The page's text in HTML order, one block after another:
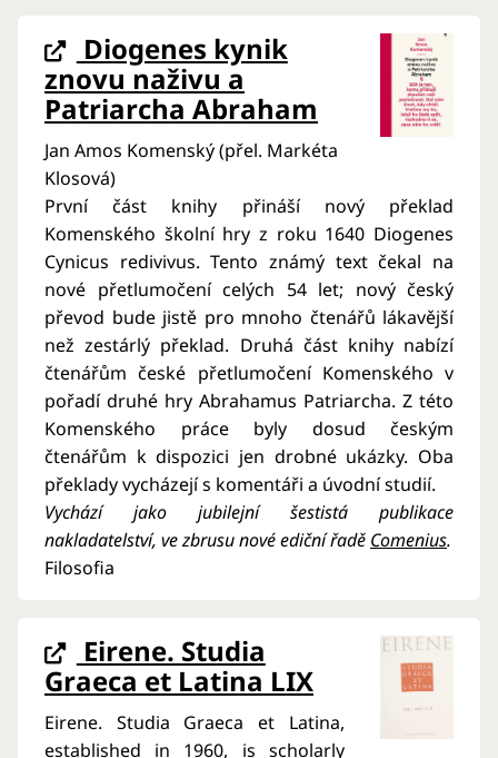
Diogenes kynik
znovu naživu a
Patriarcha Abraham
Jan Amos Komenský (přel. Markéta
Klosová)
První část knihy přináší nový překlad
Komenského školní hry z roku 1640 Diogenes
Cynicus redivivus. Tento známý text čekal na
nové přetlumočení celých 54 let; nový český
převod bude jistě pro mnoho čtenářů lákavější
než zestárlý překlad. Druhá část knihy nabízí
čtenářům české přetlumočení Komenského v
pořadí druhé hry Abrahamus Patriarcha. Z této
Komenského práce byly dosud českým
čtenářům k dispozici jen drobné ukázky. Oba
překlady vycházejí s komentáři a úvodní studií.
Vychází jako jubilejní šestistá publikace
nakladatelství, ve zbrusu nové ediční řadě Comenius.
Filosofia
Eirene. Studia
Graeca et Latina LIX
Eirene. Studia Graeca et Latina,
established in 1960, is scholarly